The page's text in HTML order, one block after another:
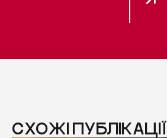
СХОЖІ ПУБЛІКАЦІЇ